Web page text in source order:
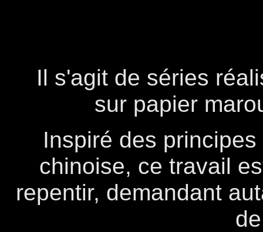
Il s'agit de séries
sur papier
Inspiré des
chinoise, ce travail
repentir, demandant